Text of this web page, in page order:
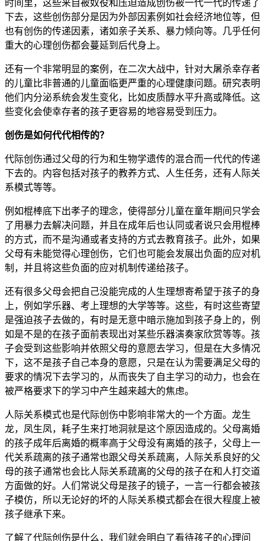
时间里，这些来自被奴役和压迫造成创伤被一代一代的传递了
下去，这些创伤部分是因为外部因素例如社会经济地位等，但
也有创伤的传递因素，诸如亲子关系、暴力倾向等。几乎任何
重大的心理创伤都会蔓延到后代身上。
还有一个非常明显的案例，在二次大战中，针对大屠杀幸存者
的儿童比非普通的儿童面临更严重的心理健康问题。研究表明
他们内分泌系统会发生变化，比如皮质醇水平升高或降低。这
些变化会使幸存者的孩子更容易的地容易受到压力。
创伤是如何代代相传的？
代际创伤通过父母的行为和生物学遗传的混合而一代代的传递
下去的。内容包括对孩子的教养方式、人生任务，还有人际关
系模式等等。
例如棍棒底下出孝子的理念，使得部分儿童在童年期间只学会
了用暴力去解决问题，并且在成年后也认同或者说只会用棍棒
的方式，而不是沟通或者支持的方式去教育孩子。此外，如果
父母有未能觉得心理创伤，它们也可能会发展出负面的应对机
制，并且将这些负面的应对机制传递给孩子。
还有很多父母会把自己没能完成的人生理想寄希望于孩子的身
上，例如学乐器、考上理想的大学等等。这些，有时这些寄望
是强迫孩子去做的，有时是无意中暗示施加到孩子身上的，例
如是不是的在孩子面前表现出对某些乐器演奏家欣赏等等。孩
子会受到这些影响并依照父母的意愿去学习，但是在大多情况
下，这不是孩子自己本身的意愿，只是在认为需要满足父母的
要求的情况下去学习的，从而丧失了自主学习的动力，也会在
被严格要求下的学习中产生越来越大的焦虑。
人际关系模式也是代际创伤中影响非常大的一个方面。龙生
龙，凤生凤，耗子生来打地洞就是这个原因造成的。父母离婚
的孩子成年后离婚的概率高于父母没有离婚的孩子，父母上一
代关系疏离的孩子通常也跟父母关系疏离，人际关系良好的父
母的孩子通常也会比人际关系疏离的父母的孩子在和人打交道
方面做的好。人们常说父母是孩子的镜子，一言一行都会被孩
子模仿，所以无论好的坏的人际关系模式都会在很大程度上被
孩子继承下来。
了解了代际创伤是什么，我们就会明白了看待孩子的心理问